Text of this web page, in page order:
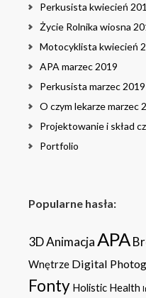
Perkusista kwiecień
Życie Rolnika wiosna
Motocyklista kwiecień
APA marzec 2019
Perkusista marzec 2019
O czym lekarze marzec
Projektowanie i skład
Portfolio
Popularne hasła:
3DAnimacjaAPA
Wnętrze Digital
Fonty Holistic Health